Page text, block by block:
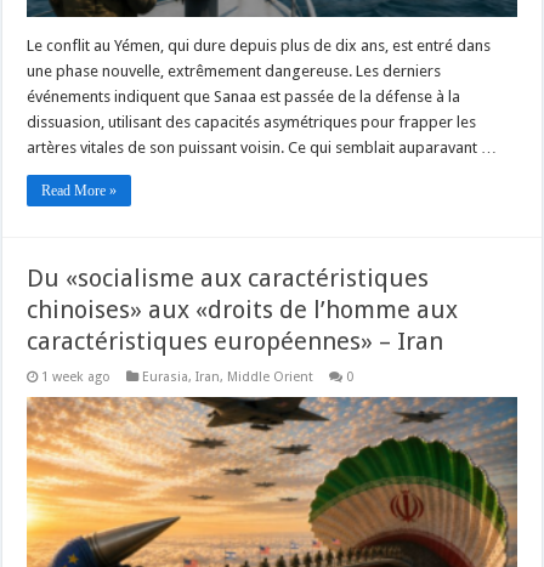
Le conflit au Yémen, qui dure depuis plus de dix ans, est entré dans
une phase nouvelle, extrêmement dangereuse. Les derniers
événements indiquent que Sanaa est passée de la défense à la
dissuasion, utilisant des capacités asymétriques pour frapper les
artères vitales de son puissant voisin. Ce qui semblait auparavant …
Read More »
Du «socialisme aux caractéristiques
chinoises» aux «droits de l’homme aux
caractéristiques européennes» – Iran
1 week ago Eurasia,Iran, Middle Orient 0